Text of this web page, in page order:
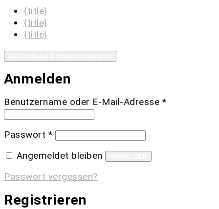
{title}
{title}
{title}
Anmelden
Benutzername oder E-Mail-Adresse *
Passwort *
Angemeldet bleiben
Passwort vergessen?
Registrieren